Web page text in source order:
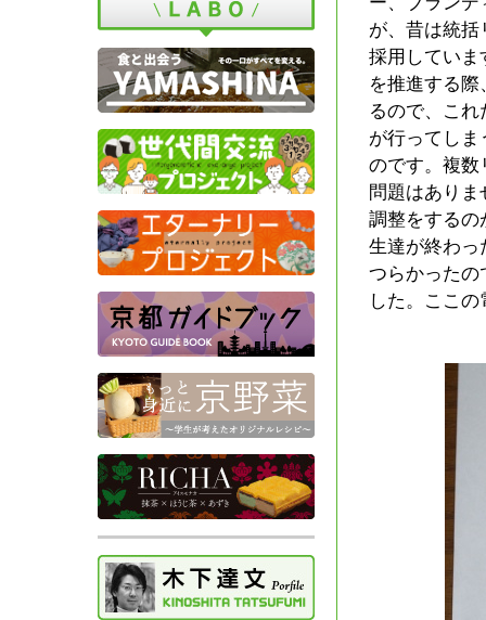
が、昔は統
採用していま
を推進する
るので、こ
が行ってし
のです。複数
問題はあり
調整をするの
生達が終わ
つらかったの
した。ここ